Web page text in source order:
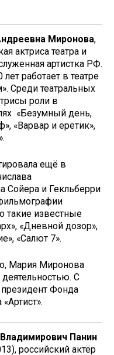
Миронова,
актриса театра и
артистка РФ.
лет работает в театре
Среди театральных
роли в
«Безумный день,
«Варвар и еретик»,
ещё в
Сойера и Гекльберри
такие известные
«Дневной дозор»,
«Салют 7».
Мария Миронова
деятельностью. С
президент Фонда
Панин
российский актёр